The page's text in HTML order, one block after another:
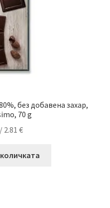
без добавена захар,
70 g
/ 2.81 €